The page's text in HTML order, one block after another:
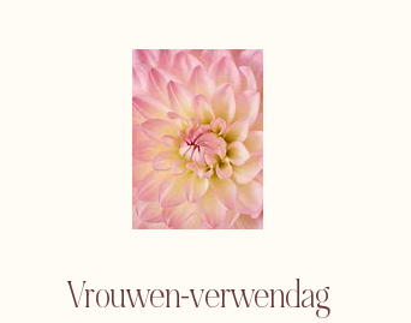
Vrouwen-verwendag